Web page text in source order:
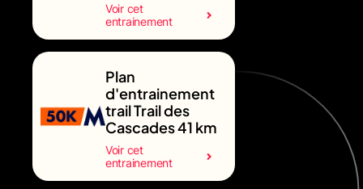
Voir cet
entrainement
Plan
d'entrainement
trail Trail des
Cascades 41 km
Voir cet
entrainement